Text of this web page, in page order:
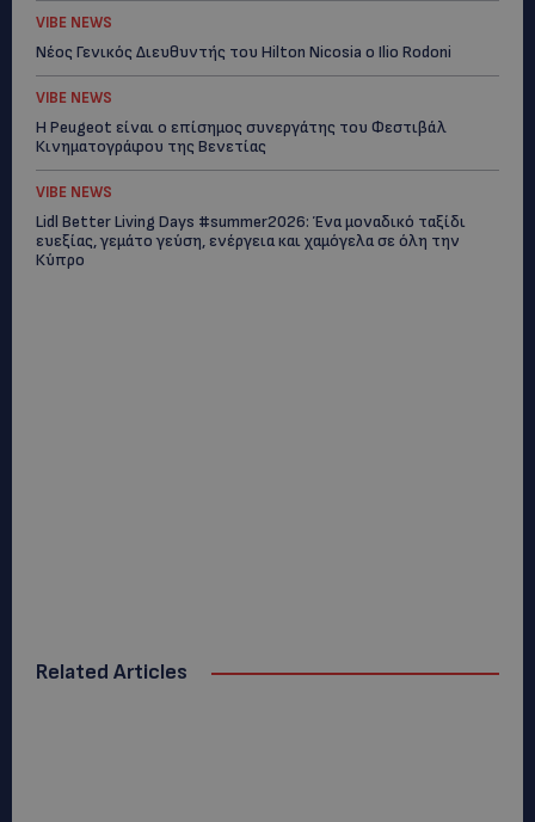
VIBE NEWS
Νέος Γενικός Διευθυντής του Hilton Nicosia ο Ilio Rodoni
VIBE NEWS
Η Peugeot είναι ο επίσημος συνεργάτης του Φεστιβάλ
Κινηματογράφου της Βενετίας
VIBE NEWS
Lidl Better Living Days #summer2026: Ένα μοναδικό ταξίδι
ευεξίας, γεμάτο γεύση, ενέργεια και χαμόγελα σε όλη την
Κύπρο
Related Articles